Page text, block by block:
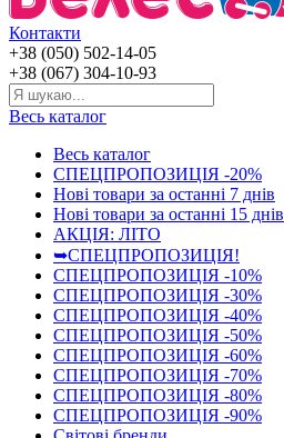
Контакти
+38 (050) 502-14-05
+38 (067) 304-10-93
Весь каталог
Весь каталог
СПЕЦПРОПОЗИЦІЯ -20%
Нові товари за останнi 7 днiв
Нові товари за останнi 15 днiв
АКЦІЯ: ЛІТО
➥СПЕЦПРОПОЗИЦІЯ!
СПЕЦПРОПОЗИЦІЯ -10%
СПЕЦПРОПОЗИЦІЯ -30%
СПЕЦПРОПОЗИЦІЯ -40%
СПЕЦПРОПОЗИЦІЯ -50%
СПЕЦПРОПОЗИЦІЯ -60%
СПЕЦПРОПОЗИЦІЯ -70%
СПЕЦПРОПОЗИЦІЯ -80%
СПЕЦПРОПОЗИЦІЯ -90%